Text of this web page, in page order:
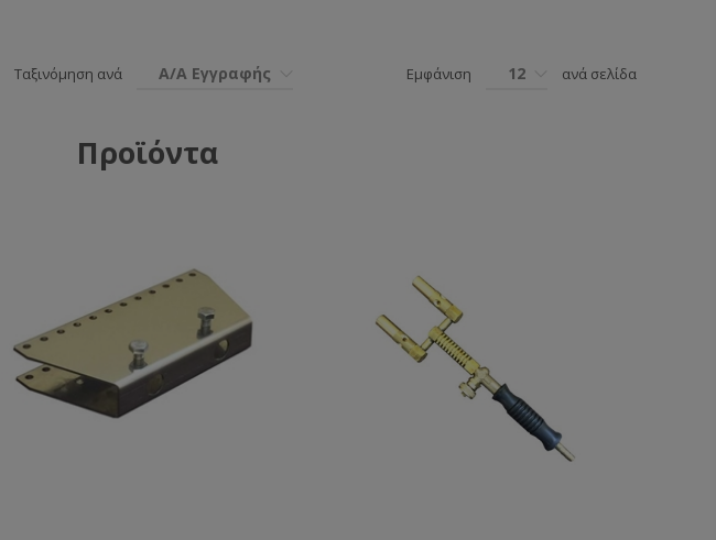
Ταξινόμηση ανά Α/Α Εγγραφής Εμφάνιση 12 ανά σελίδα
Προϊόντα